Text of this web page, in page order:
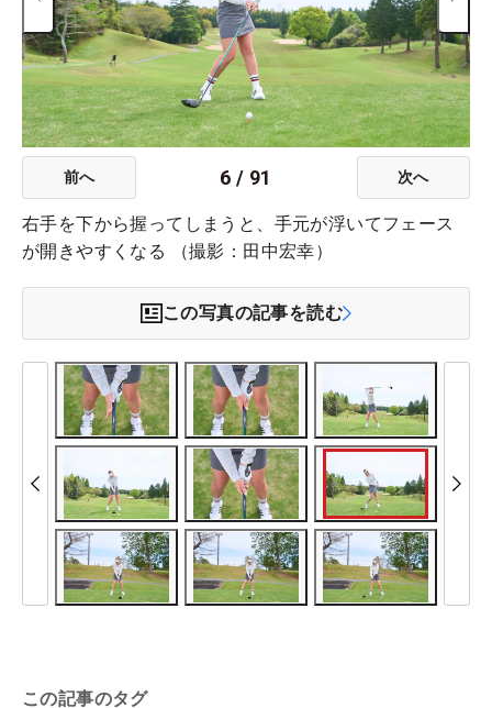
前へ 6 / 91 次へ
右手を下から握ってしまうと、手元が浮いてフェース
が開きやすくなる （撮影：田中宏幸）
この写真の記事を読む
この記事のタグ